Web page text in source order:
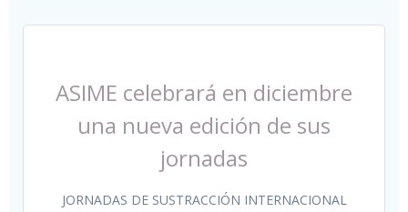
ASIME celebrará en diciembre
una nueva edición de sus
jornadas
JORNADAS DE SUSTRACCIÓN INTERNACIONAL